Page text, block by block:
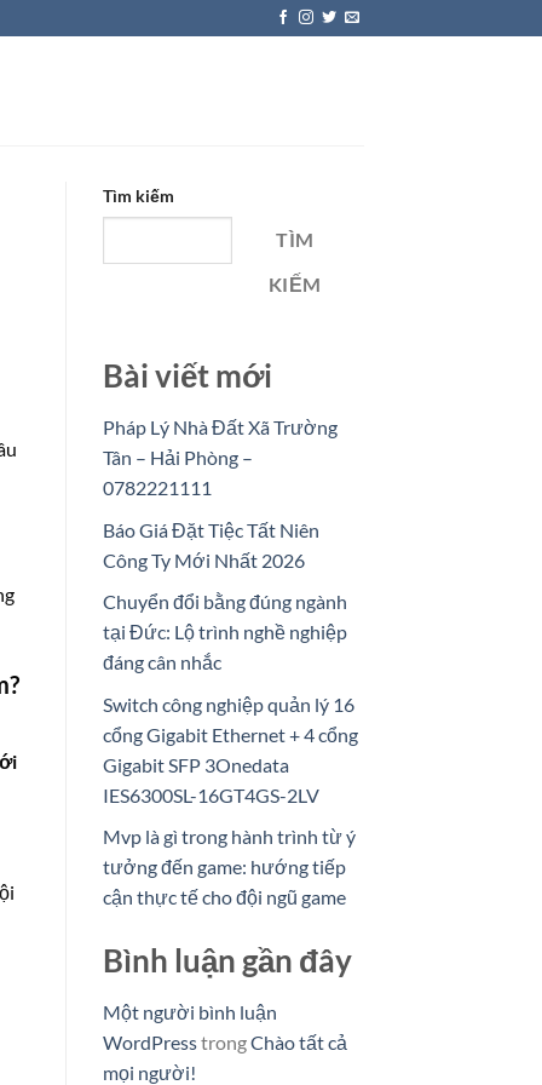
Tìm kiếm
TÌM
KIẾM
Bài viết mới
Pháp Lý Nhà Đất Xã Trường
Tân – Hải Phòng –
0782221111
Báo Giá Đặt Tiệc Tất Niên
Công Ty Mới Nhất 2026
Chuyển đổi bằng đúng ngành
tại Đức: Lộ trình nghề nghiệp
đáng cân nhắc
Switch công nghiệp quản lý 16
cổng Gigabit Ethernet + 4 cổng
Gigabit SFP 3Onedata
IES6300SL-16GT4GS-2LV
Mvp là gì trong hành trình từ ý
tưởng đến game: hướng tiếp
cận thực tế cho đội ngũ game
Bình luận gần đây
Một người bình luận
WordPresstrongChào tất cả
mọi người!